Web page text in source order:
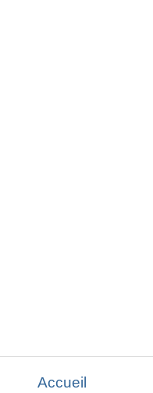
Accueil